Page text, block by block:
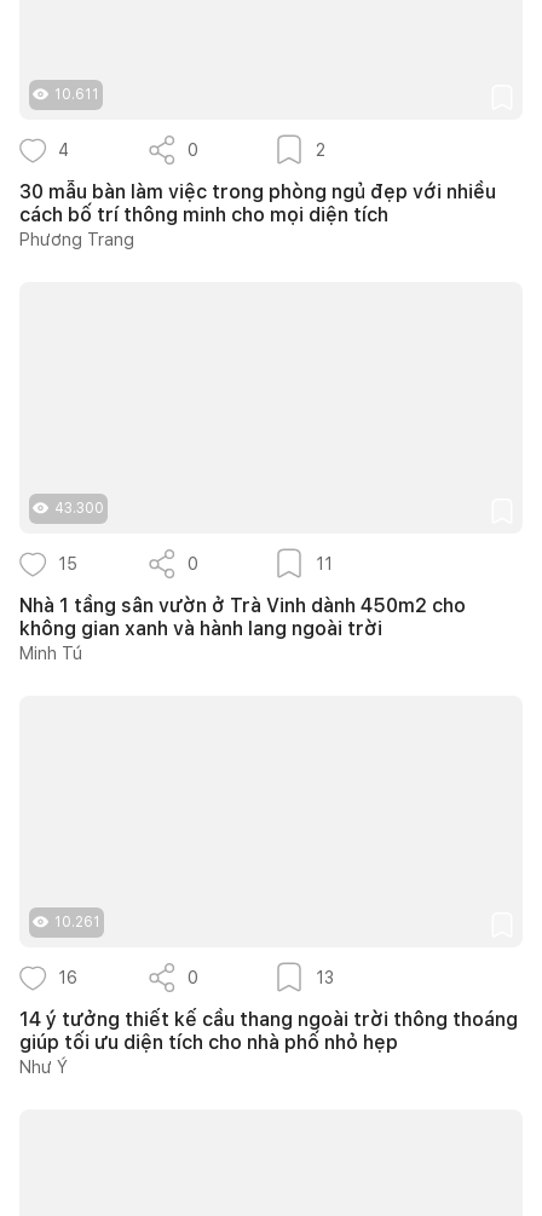
10.611
4 0 2
30 mẫu bàn làm việc trong phòng ngủ đẹp với nhiều
cách bố trí thông minh cho mọi diện tích
Phương Trang
43.300
15 0 11
Nhà 1 tầng sân vườn ở Trà Vinh dành 450m2 cho
không gian xanh và hành lang ngoài trời
Minh Tú
10.261
16 0 13
14 ý tưởng thiết kế cầu thang ngoài trời thông thoáng
giúp tối ưu diện tích cho nhà phố nhỏ hẹp
Như Ý